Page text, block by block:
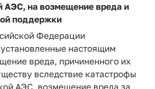
АЭС, на возмещение вреда и
поддержки
Федерации
настоящим
вреда, причиненного их
вследствие катастрофы
АЭС, возмещение вреда за